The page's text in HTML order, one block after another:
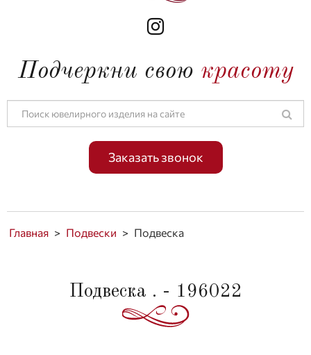
Подчеркни свою красоту
Заказать звонок
Главная > Подвески > Подвеска
Подвеска . - 196022